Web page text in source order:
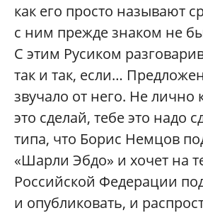
как его просто называют
с ним прежде знаком не
С этим Русиком
так и так, если…
звучало от него. Не лично
это сделай, тебе это надо
типа, что Борис Немцов
«Шарли Эбдо» и хочет на
Российской Федерации
и опубликовать, и